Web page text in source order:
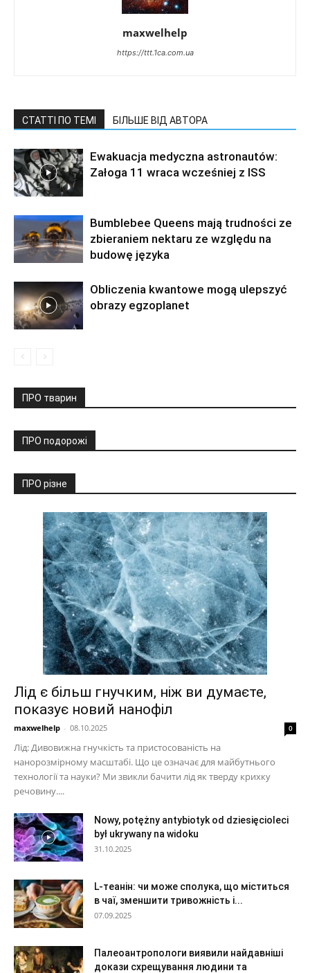
maxwelhelp
https://ttt.1ca.com.ua
СТАТТІ ПО ТЕМІ БІЛЬШЕ ВІД АВТОРА
Ewakuacja medyczna astronautów:
Załoga 11 wraca wcześniej z ISS
Bumblebee Queens mają trudności ze
zbieraniem nektaru ze względu na
budowę języka
Obliczenia kwantowe mogą ulepszyć
obrazy egzoplanet
ПРО тварин
ПРО подорожі
ПРО різне
Лід є більш гнучким, ніж ви думаєте,
показує новий нанофіл
maxwelhelp - 08.10.2025 0
Лід: Дивовижна гнучкість та пристосованість на
нанорозмірному масштабі. Що це означає для майбутнього
технології та науки? Ми звикли бачити лід як тверду крихку
речовину....
Nowy, potężny antybiotyk od dziesięcioleci
był ukrywany na widoku
31.10.2025
L-теанін: чи може сполука, що міститься
в чаї, зменшити тривожність і...
07.09.2025
Палеоантропологи виявили найдавніші
докази схрещування людини та